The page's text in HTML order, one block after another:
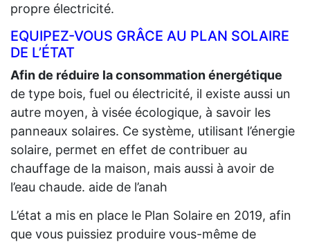
propre électricité.
EQUIPEZ-VOUS GRÂCE AU PLAN SOLAIRE
DE L’ÉTAT
Afin de réduire la consommation énergétique
de type bois, fuel ou électricité, il existe aussi un
autre moyen, à visée écologique, à savoir les
panneaux solaires. Ce système, utilisant l’énergie
solaire, permet en effet de contribuer au
chauffage de la maison, mais aussi à avoir de
l’eau chaude. aide de l’anah
L’état a mis en place le Plan Solaire en 2019, afin
que vous puissiez produire vous-même de